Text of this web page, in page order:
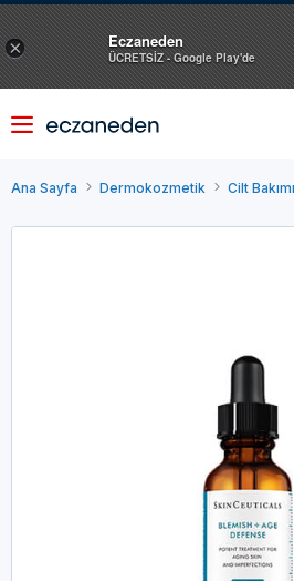
Ana Sayfa Dermokozmetik Cilt Bakımı
× Eczaneden
ÜCRETSİZ - Google Play'de